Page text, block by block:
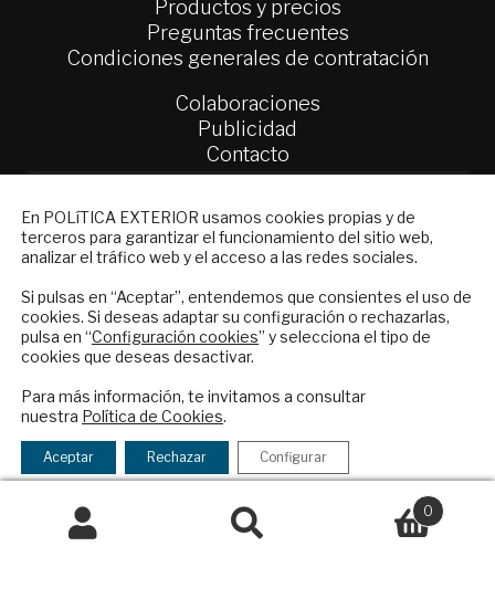
Productos y precios
Preguntas frecuentes
Condiciones generales de contratación
Colaboraciones
Publicidad
Contacto
Informe Semanal de Política Exterior
Afkar/Ideas
© 2026 - Fundación Análisis de Política
Exterior. Todos los derechos reservadosAviso
Legal|Política de Privacidad y de Cookies
Buscar
0
Financiado por el Programa KIT Digital. Plan de
Recuperación, Transformación y Resiliencia de
Declaración de accesibilidad
En POLíTICA EXTERIOR usamos cookies propias y de
terceros para garantizar el funcionamiento del sitio web,
analizar el tráfico web y el acceso a las redes sociales.
Si pulsas en “Aceptar”, entendemos que consientes el uso de
cookies. Si deseas adaptar su configuración o rechazarlas,
pulsa en “Configuración cookies” y selecciona el tipo de
cookies que deseas desactivar.
Para más información, te invitamos a consultar
nuestra Política de Cookies.
Aceptar Rechazar Configurar
NEWSLETTER
Suscríbase a nuestro boletín electrónico y
reciba en su correo el mejor análisis
internacional en español.
Checkbox
acepto
la
política
de
política de privacidad